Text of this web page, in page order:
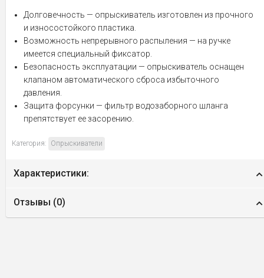
Долговечность — опрыскиватель изготовлен из прочного
и износостойкого пластика.
Возможность непрерывного распыления — на ручке
имеется специальный фиксатор.
Безопасность эксплуатации — опрыскиватель оснащен
клапаном автоматического сброса избыточного
давления.
Защита форсунки — фильтр водозаборного шланга
препятствует ее засорению.
Категория: Опрыскиватели
Характеристики:
Отзывы (0)